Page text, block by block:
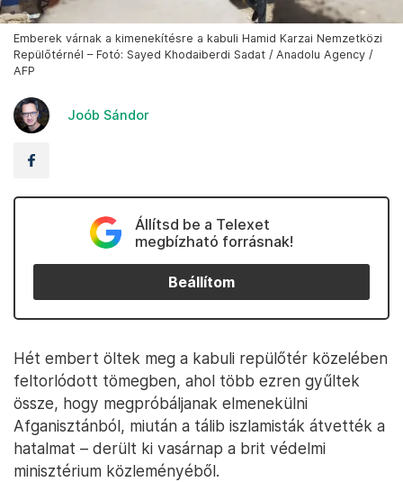
Emberek várnak a kimenekítésre a kabuli Hamid Karzai Nemzetközi
Repülőtérnél – Fotó: Sayed Khodaiberdi Sadat / Anadolu Agency /
AFP
Joób Sándor
Állítsd be a Telexet
megbízható forrásnak!
Beállítom
Hét embert öltek meg a kabuli repülőtér közelében
feltorlódott tömegben, ahol több ezren gyűltek
össze, hogy megpróbáljanak elmenekülni
Afganisztánból, miután a tálib iszlamisták átvették a
hatalmat – derült ki vasárnap a brit védelmi
minisztérium közleményéből.